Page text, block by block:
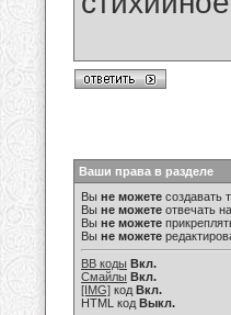
Ваши права в разделе
Вы не можете создавать
Вы не можете отвечать
Вы не можете
Вы не можете
BB коды Вкл.
Смайлы Вкл.
[IMG] код Вкл.
HTML код Выкл.